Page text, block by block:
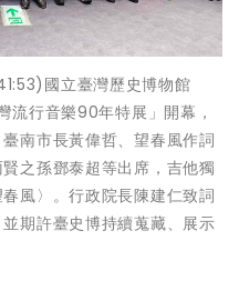
國立臺灣歷史博物館
流行音樂90年特展」開幕，
南市長黃偉哲、望春風作詞
之孫鄧泰超等出席，吉他獨
風〉。行政院長陳建仁致詞
期許臺史博持續蒐藏、展示